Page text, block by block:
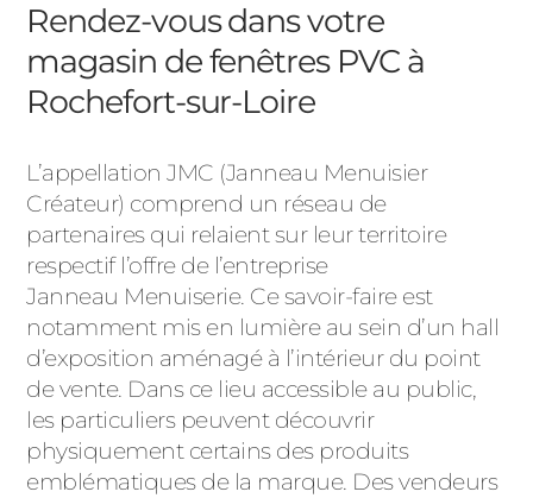
Rendez-vous dans votre
magasin de fenêtres PVC à
Rochefort-sur-Loire
L’appellation JMC (Janneau Menuisier
Créateur) comprend un réseau de
partenaires qui relaient sur leur territoire
respectif l’offre de l’entreprise
Janneau Menuiserie. Ce savoir-faire est
notamment mis en lumière au sein d’un hall
d’exposition aménagé à l’intérieur du point
de vente. Dans ce lieu accessible au public,
les particuliers peuvent découvrir
physiquement certains des produits
emblématiques de la marque. Des vendeurs